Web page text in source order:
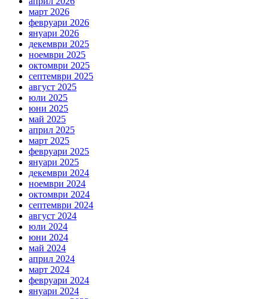
март 2026
февруари 2026
януари 2026
декември 2025
ноември 2025
октомври 2025
септември 2025
август 2025
юли 2025
юни 2025
май 2025
април 2025
март 2025
февруари 2025
януари 2025
декември 2024
ноември 2024
октомври 2024
септември 2024
август 2024
юли 2024
юни 2024
май 2024
април 2024
март 2024
февруари 2024
януари 2024